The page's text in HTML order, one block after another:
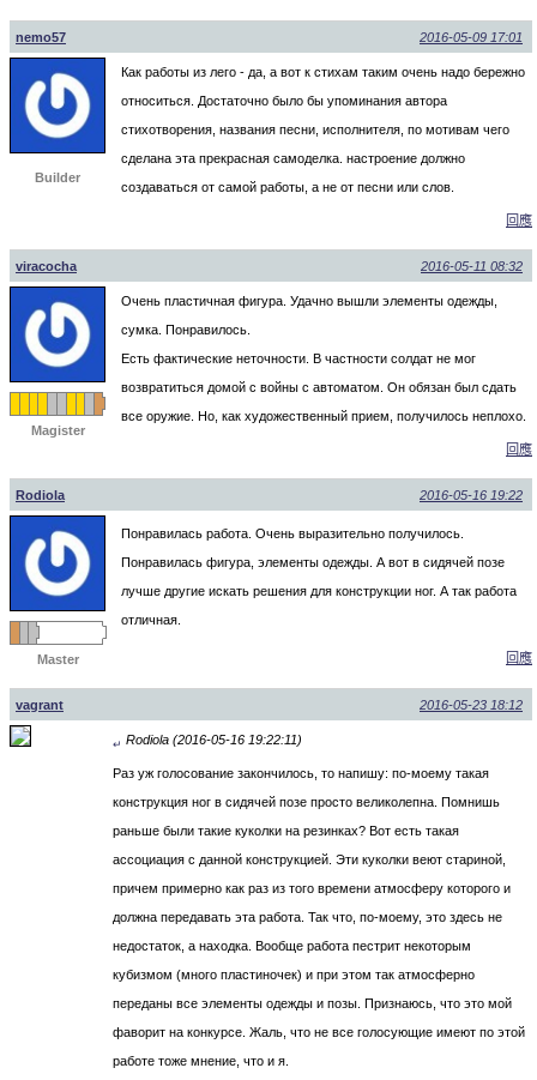
nemo57 2016-05-09 17:01
Builder
Как работы из лего - да, а вот к стихам таким очень надо бережно
относиться. Достаточно было бы упоминания автора
стихотворения, названия песни, исполнителя, по мотивам чего
сделана эта прекрасная самоделка. настроение должно
создаваться от самой работы, а не от песни или слов.
回應
viracocha 2016-05-11 08:32
Magister
Очень пластичная фигура. Удачно вышли элементы одежды,
сумка. Понравилось.
Есть фактические неточности. В частности солдат не мог
возвратиться домой с войны с автоматом. Он обязан был сдать
все оружие. Но, как художественный прием, получилось неплохо.
回應
Rodiola 2016-05-16 19:22
Master
Понравилась работа. Очень выразительно получилось.
Понравилась фигура, элементы одежды. А вот в сидячей позе
лучше другие искать решения для конструкции ног. А так работа
отличная.
回應
vagrant 2016-05-23 18:12
↵ Rodiola (2016-05-16 19:22:11)
Раз уж голосование закончилось, то напишу: по-моему такая
конструкция ног в сидячей позе просто великолепна. Помнишь
раньше были такие куколки на резинках? Вот есть такая
ассоциация с данной конструкцией. Эти куколки веют стариной,
причем примерно как раз из того времени атмосферу которого и
должна передавать эта работа. Так что, по-моему, это здесь не
недостаток, а находка. Вообще работа пестрит некоторым
кубизмом (много пластиночек) и при этом так атмосферно
переданы все элементы одежды и позы. Признаюсь, что это мой
фаворит на конкурсе. Жаль, что не все голосующие имеют по этой
работе тоже мнение, что и я.